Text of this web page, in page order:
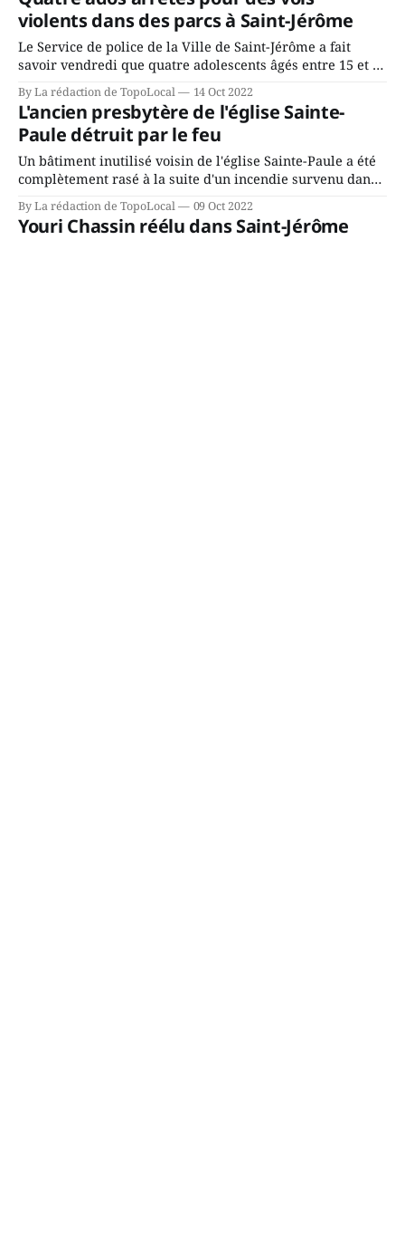
désireux de mener à bien leur projet entrepreneurial, et
aussi des entrepreneurs qui
violents dans des parcs à Saint-Jérôme
Le Service de police de la Ville de Saint-Jérôme a fait
savoir vendredi que quatre adolescents âgés entre 15 et 17
ans ont été arrêtés jeudi, en début d'après-midi. Ce groupe
de jeunes serait à l'origine d'une série de vols d'
By La rédaction de TopoLocal 14 Oct 2022
L'ancien presbytère de l'église Sainte-
Paule détruit par le feu
Un bâtiment inutilisé voisin de l'église Sainte-Paule a été
complètement rasé à la suite d'un incendie survenu dans
la nuit du samedi au dimanche 9 octobre. L'édifice abritait
jadis le presbytère de la paroisse Sainte-Paule, mais a été
utilisé au fil des
By La rédaction de TopoLocal 09 Oct 2022
Youri Chassin réélu dans Saint-Jérôme